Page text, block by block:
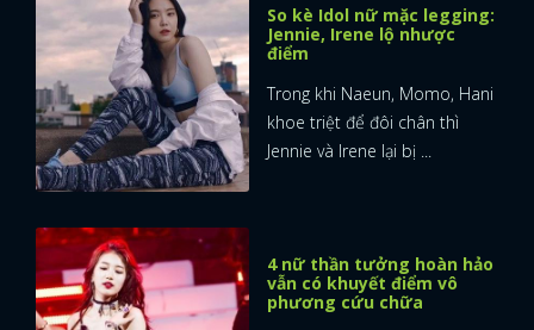
So kè Idol nữ mặc legging:
Jennie, Irene lộ nhược
điểm
Trong khi Naeun, Momo, Hani
khoe triệt để đôi chân thì
Jennie và Irene lại bị ...
4 nữ thần tưởng hoàn hảo
vẫn có khuyết điểm vô
phương cứu chữa